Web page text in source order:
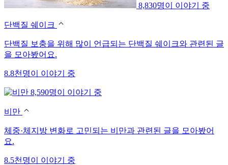
8,830명이 이야기 중
단백질 쉐이크
단백질 보충을 위해 많이 언급되는 단백질 쉐이크와 관련된 글
을 모아봤어요.
8.8천명이 이야기 중
8,590명이 이야기 중
비만
체중·체지방 변화로 고민되는 비만과 관련된 글을 모아봤어
요.
8.5천명이 이야기 중